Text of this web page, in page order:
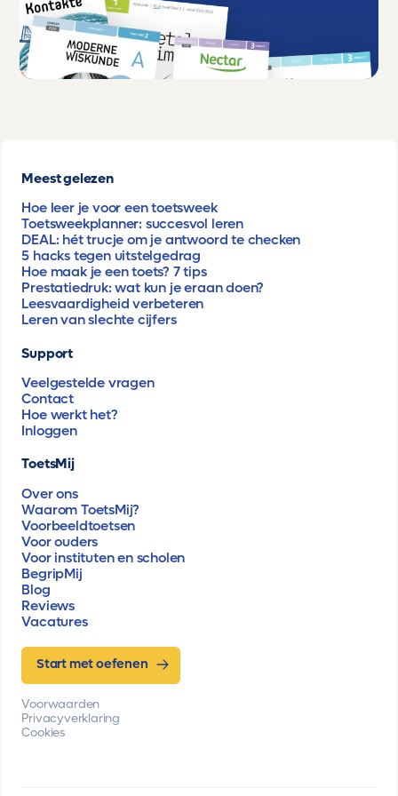
Meest gelezen
Hoe leer je voor een toetsweek
Toetsweekplanner: succesvol leren
DEAL: hét trucje om je antwoord te checken
5 hacks tegen uitstelgedrag
Hoe maak je een toets? 7 tips
Prestatiedruk: wat kun je eraan doen?
Leesvaardigheid verbeteren
Leren van slechte cijfers
Support
Veelgestelde vragen
Contact
Hoe werkt het?
Inloggen
ToetsMij
Over ons
Waarom ToetsMij?
Voorbeeldtoetsen
Voor ouders
Voor instituten en scholen
BegripMij
Blog
Reviews
Vacatures
Start met oefenen
Voorwaarden
Privacyverklaring
Cookies